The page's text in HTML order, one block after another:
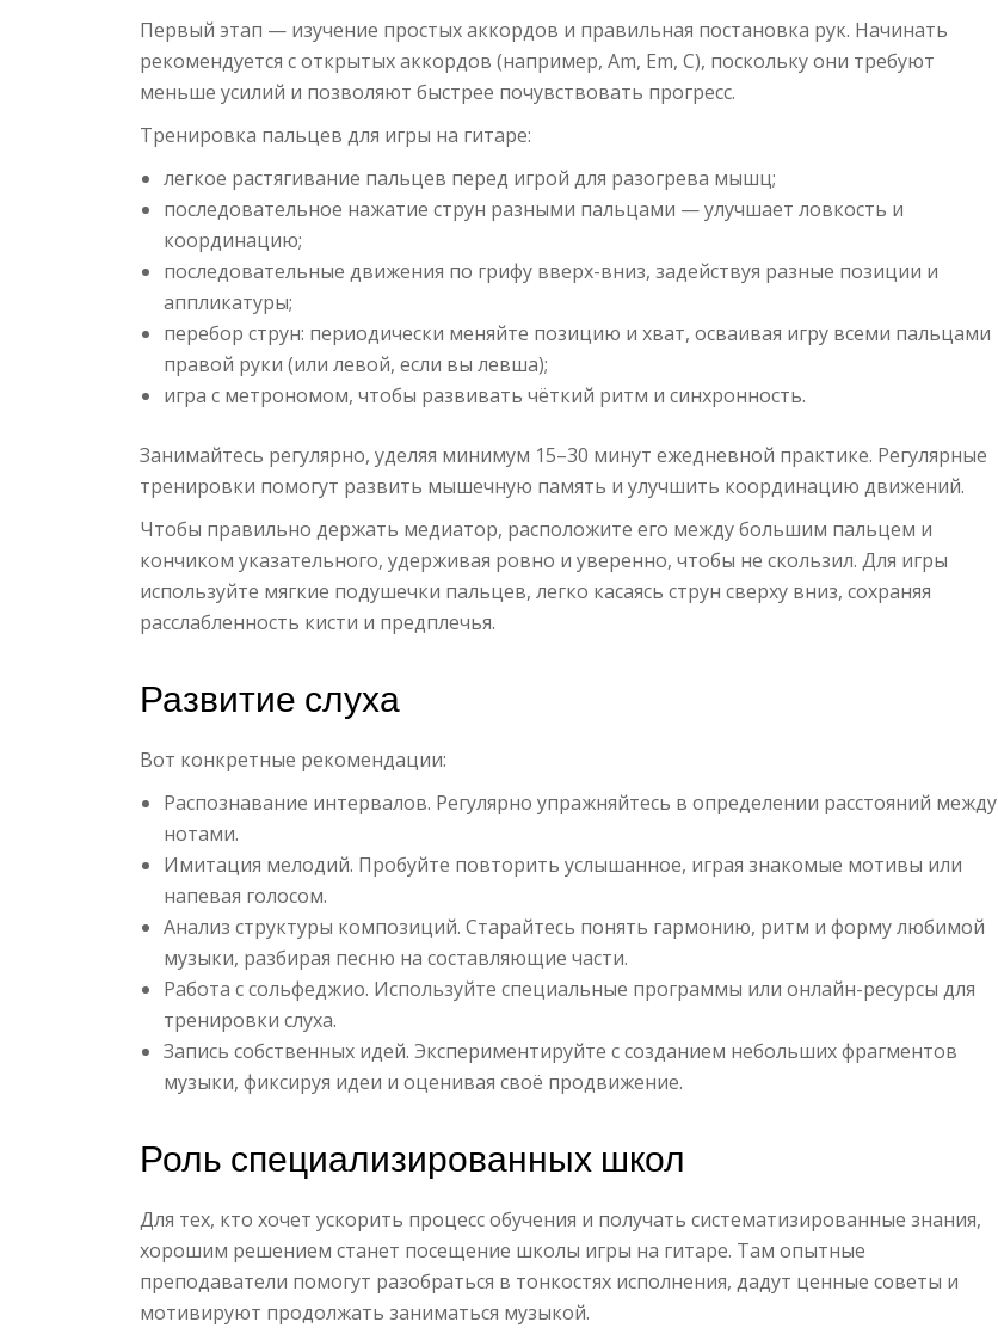
Первый этап — изучение простых аккордов и правильная постановка рук. Начинать
рекомендуется с открытых аккордов (например, Am, Em, C), поскольку они требуют
меньше усилий и позволяют быстрее почувствовать прогресс.
Тренировка пальцев для игры на гитаре:
легкое растягивание пальцев перед игрой для разогрева мышц;
последовательное нажатие струн разными пальцами — улучшает ловкость и
координацию;
последовательные движения по грифу вверх-вниз, задействуя разные позиции и
аппликатуры;
перебор струн: периодически меняйте позицию и хват, осваивая игру всеми пальцами
правой руки (или левой, если вы левша);
игра с метрономом, чтобы развивать чёткий ритм и синхронность.
Занимайтесь регулярно, уделяя минимум 15–30 минут ежедневной практике. Регулярные
тренировки помогут развить мышечную память и улучшить координацию движений.
Чтобы правильно держать медиатор, расположите его между большим пальцем и
кончиком указательного, удерживая ровно и уверенно, чтобы не скользил. Для игры
используйте мягкие подушечки пальцев, легко касаясь струн сверху вниз, сохраняя
расслабленность кисти и предплечья.
Развитие слуха
Вот конкретные рекомендации:
Распознавание интервалов. Регулярно упражняйтесь в определении расстояний между
нотами.
Имитация мелодий. Пробуйте повторить услышанное, играя знакомые мотивы или
напевая голосом.
Анализ структуры композиций. Старайтесь понять гармонию, ритм и форму любимой
музыки, разбирая песню на составляющие части.
Работа с сольфеджио. Используйте специальные программы или онлайн-ресурсы для
тренировки слуха.
Запись собственных идей. Экспериментируйте с созданием небольших фрагментов
музыки, фиксируя идеи и оценивая своё продвижение.
Роль специализированных школ
Для тех, кто хочет ускорить процесс обучения и получать систематизированные знания,
хорошим решением станет посещение школы игры на гитаре. Там опытные
преподаватели помогут разобраться в тонкостях исполнения, дадут ценные советы и
мотивируют продолжать заниматься музыкой.